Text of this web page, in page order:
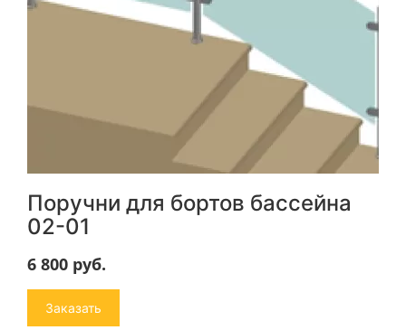
Поручни для бортов бассейна
02-01
6 800 руб.
Заказать